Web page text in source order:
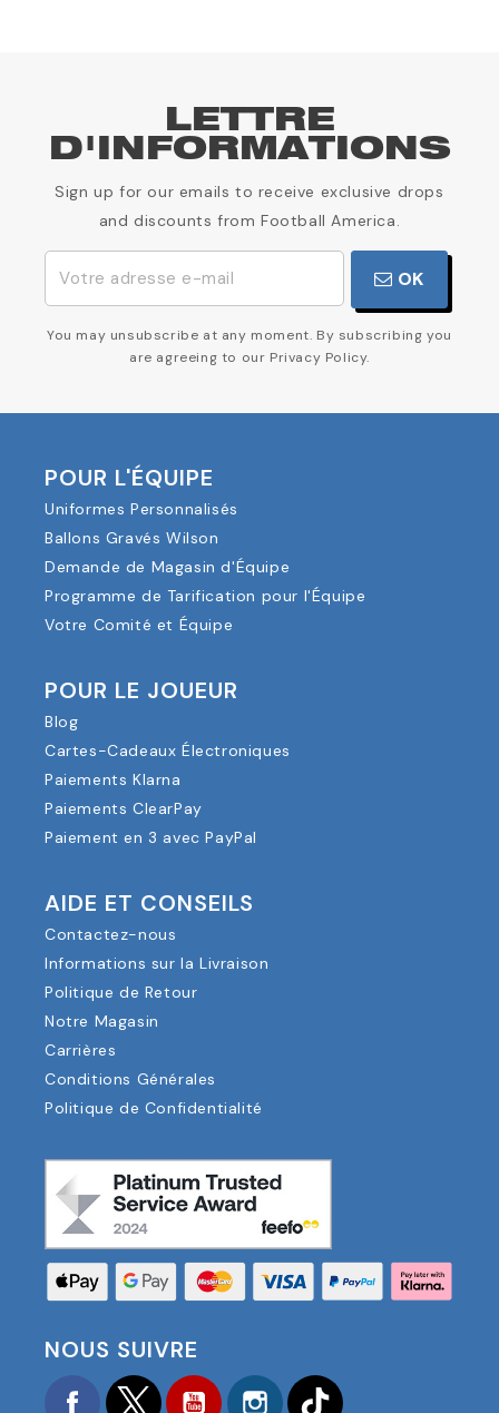
LETTRE
D'INFORMATIONS
Sign up for our emails to receive exclusive drops
and discounts from Football America.
OK
You may unsubscribe at any moment. By subscribing you
are agreeing to our Privacy Policy.
POUR L'ÉQUIPE
Uniformes Personnalisés
Ballons Gravés Wilson
Demande de Magasin d'Équipe
Programme de Tarification pour l'Équipe
Votre Comité et Équipe
POUR LE JOUEUR
Blog
Cartes-Cadeaux Électroniques
Paiements Klarna
Paiements ClearPay
Paiement en 3 avec PayPal
AIDE ET CONSEILS
Contactez-nous
Informations sur la Livraison
Politique de Retour
Notre Magasin
Carrières
Conditions Générales
Politique de Confidentialité
NOUS SUIVRE
FacebookTwitter YouTubeInstagram